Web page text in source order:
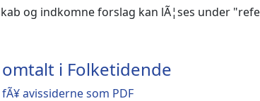
og indkomne forslag kan lÃ¦ses under
i Folketidende
avissiderne som PDF